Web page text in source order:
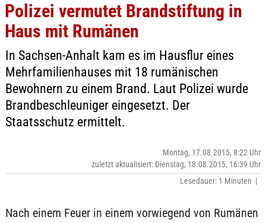
Polizei vermutet Brandstiftung in
Haus mit Rumänen
In Sachsen-Anhalt kam es im Hausflur eines
Mehrfamilienhauses mit 18 rumänischen
Bewohnern zu einem Brand. Laut Polizei wurde
Brandbeschleuniger eingesetzt. Der
Staatsschutz ermittelt.
Montag, 17.08.2015, 8:22 Uhr
zuletzt aktualisiert: Dienstag, 18.08.2015, 16:39 Uhr
Lesedauer: 1 Minuten |
Nach einem Feuer in einem vorwiegend von Rumänen